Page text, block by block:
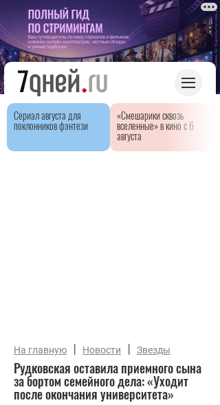
Сериал августа для
поклонников фэнтези
«Смешарики сквозь
вселенные» в кино с 6
августа
На главную | Новости | Звезды
Рудковская оставила приемного сына
за бортом семейного дела: «Уходит
после окончания университета»